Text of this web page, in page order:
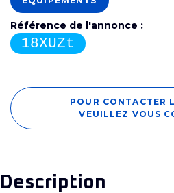
Référence de l'annonce :
18XUZt
POUR CONTACTER
VEUILLEZ VOUS
Description